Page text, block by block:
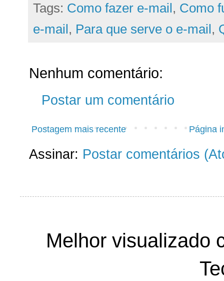
Tags: Como fazer e-mail, Como
e-mail, Para que serve o e-mail,
Nenhum comentário:
Postar um comentário
Postagem mais recente Página
Assinar: Postar comentários
Melhor visualizado